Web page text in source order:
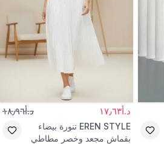
د.أ١٧٫٦٣ د.أ١٨٫٩٦
EREN STYLE تنورة بيضاء
بقماش مجعد وخصر مطاطي